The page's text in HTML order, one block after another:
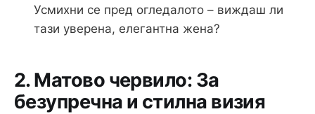
Усмихни се пред огледалото – виждаш ли
тази уверена, елегантна жена?
2. Матово червило: За
безупречна и стилна визия